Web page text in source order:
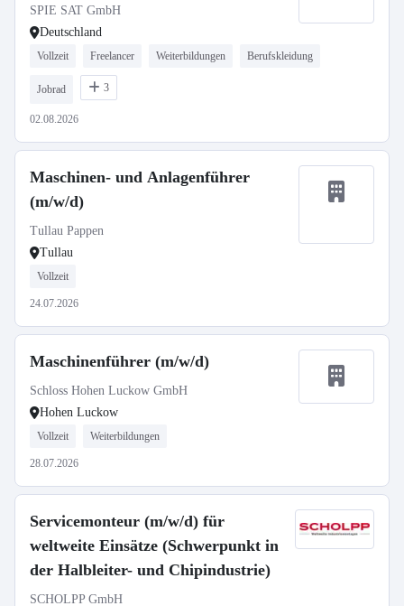
SPIE SAT GmbH
Deutschland
Vollzeit Freelancer Weiterbildungen Berufskleidung
Jobrad 3
02.08.2026
Maschinen- und Anlagenführer
(m/w/d)
Tullau Pappen
Tullau
Vollzeit
24.07.2026
Maschinenführer (m/w/d)
Schloss Hohen Luckow GmbH
Hohen Luckow
Vollzeit Weiterbildungen
28.07.2026
Servicemonteur (m/w/d) für
weltweite Einsätze (Schwerpunkt in
der Halbleiter- und Chipindustrie)
SCHOLPP GmbH